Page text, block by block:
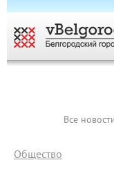
Все
Общество